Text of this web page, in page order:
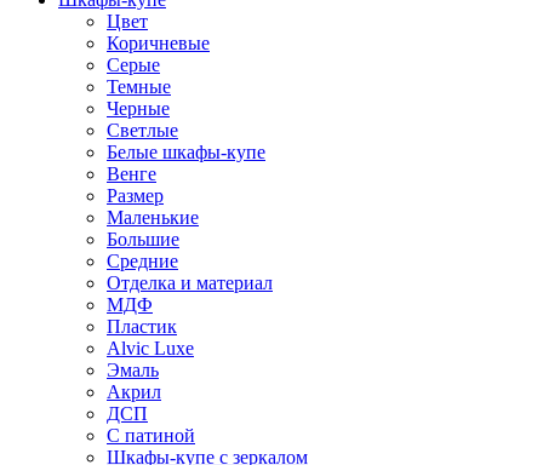
Цвет
Коричневые
Серые
Темные
Черные
Светлые
Белые шкафы-купе
Венге
Размер
Маленькие
Большие
Средние
Отделка и материал
МДФ
Пластик
Alvic Luxe
Эмаль
Акрил
ДСП
С патиной
Шкафы-купе с зеркалом